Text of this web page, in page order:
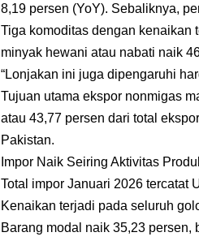
8,19 persen (YoY). Sebaliknya,
Tiga komoditas dengan kenaikan
minyak hewani atau nabati naik
“Lonjakan ini juga dipengaruhi
Tujuan utama ekspor nonmigas
atau 43,77 persen dari total
Pakistan.
Impor Naik Seiring Aktivitas
Total impor Januari 2026 tercatat
Kenaikan terjadi pada seluruh
Barang modal naik 35,23 persen,